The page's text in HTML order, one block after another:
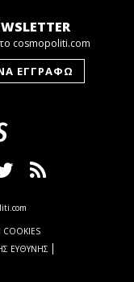
cosmopoliti.com
COOKIES
ΕΥΘΥΝΗΣ